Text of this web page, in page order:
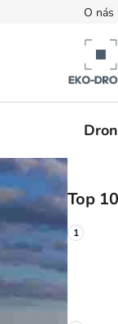
O nás
P
o
s
t
r
a
n
Top